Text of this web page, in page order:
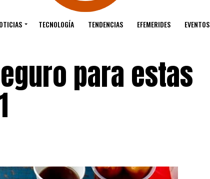
TECNOLOGÍA TENDENCIAS EFEMERIDES EVENTOS
para estas